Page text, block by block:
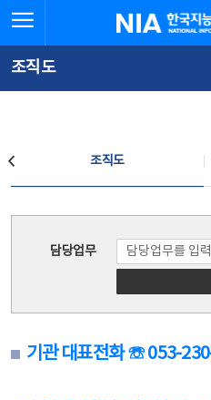
문
로
가
체
뉴
바
가
한국지능정보사
조직도
조직도
담당업무
기관 대표전화 ☏ 053-